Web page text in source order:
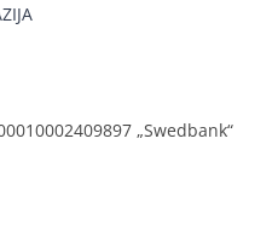
„Swedbank“